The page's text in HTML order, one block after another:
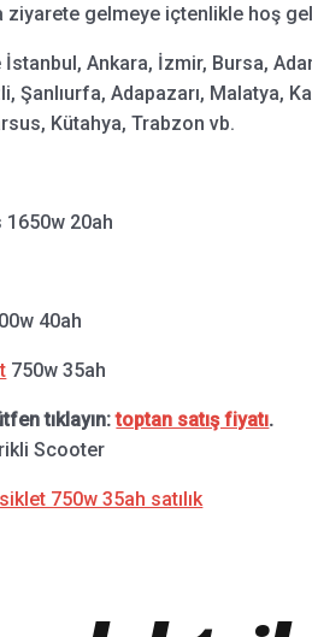
ziyarete gelmeye içtenlikle hoş
İstanbul, Ankara, İzmir, Bursa,
Şanlıurfa, Adapazarı, Malatya,
Kütahya, Trabzon vb.
1650w 20ah
40ah
750w 35ah
tıklayın:toptan satış fiyatı.
Scooter